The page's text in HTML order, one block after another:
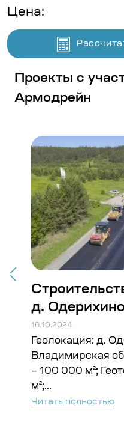
Цена:
Проекты с
Армодрейн
д.
16.10.2024
Геолокация: д.
Владимирская
– 100 000 м²;
м²;...
Читать полностью